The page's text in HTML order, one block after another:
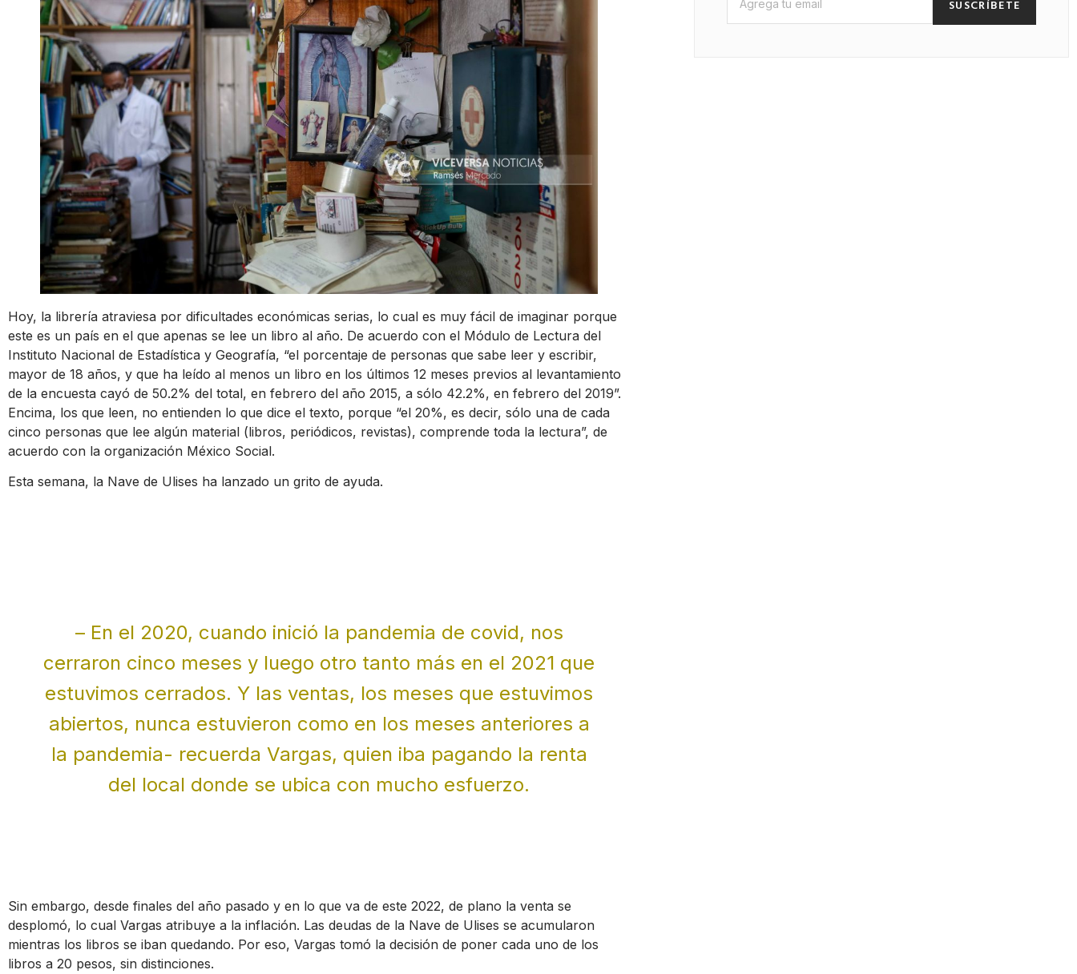
Hoy, la librería atraviesa por dificultades económicas serias, lo cual es muy fácil de imaginar porque
este es un país en el que apenas se lee un libro al año. De acuerdo con el Módulo de Lectura del
Instituto Nacional de Estadística y Geografía, “el porcentaje de personas que sabe leer y escribir,
mayor de 18 años, y que ha leído al menos un libro en los últimos 12 meses previos al levantamiento
de la encuesta cayó de 50.2% del total, en febrero del año 2015, a sólo 42.2%, en febrero del 2019”.
Encima, los que leen, no entienden lo que dice el texto, porque “el 20%, es decir, sólo una de cada
cinco personas que lee algún material (libros, periódicos, revistas), comprende toda la lectura”, de
acuerdo con la organización México Social.
Esta semana, la Nave de Ulises ha lanzado un grito de ayuda.
– En el 2020, cuando inició la pandemia de covid, nos
cerraron cinco meses y luego otro tanto más en el 2021 que
estuvimos cerrados. Y las ventas, los meses que estuvimos
abiertos, nunca estuvieron como en los meses anteriores a
la pandemia- recuerda Vargas, quien iba pagando la renta
del local donde se ubica con mucho esfuerzo.
Sin embargo, desde finales del año pasado y en lo que va de este 2022, de plano la venta se
desplomó, lo cual Vargas atribuye a la inflación. Las deudas de la Nave de Ulises se acumularon
mientras los libros se iban quedando. Por eso, Vargas tomó la decisión de poner cada uno de los
libros a 20 pesos, sin distinciones.
SUSCRÍBETE